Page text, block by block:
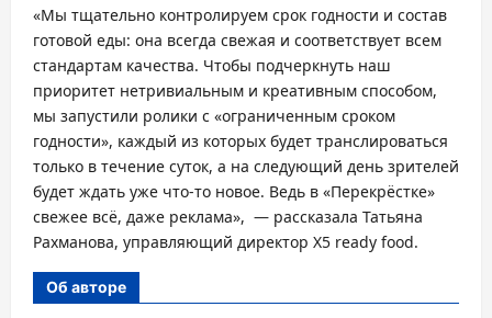
«Мы тщательно контролируем срок годности и состав
готовой еды: она всегда свежая и соответствует всем
стандартам качества. Чтобы подчеркнуть наш
приоритет нетривиальным и креативным способом,
мы запустили ролики с «ограниченным сроком
годности», каждый из которых будет транслироваться
только в течение суток, а на следующий день зрителей
будет ждать уже что-то новое. Ведь в «Перекрёстке»
свежее всё, даже реклама», — рассказала Татьяна
Рахманова, управляющий директор X5 ready food.
Об авторе